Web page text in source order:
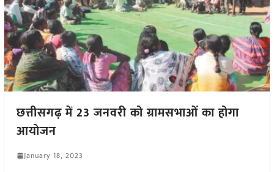
छत्तीसगढ़ में 23 जनवरी को ग्रामसभाओं का होगा
आयोजन
January 18, 2023